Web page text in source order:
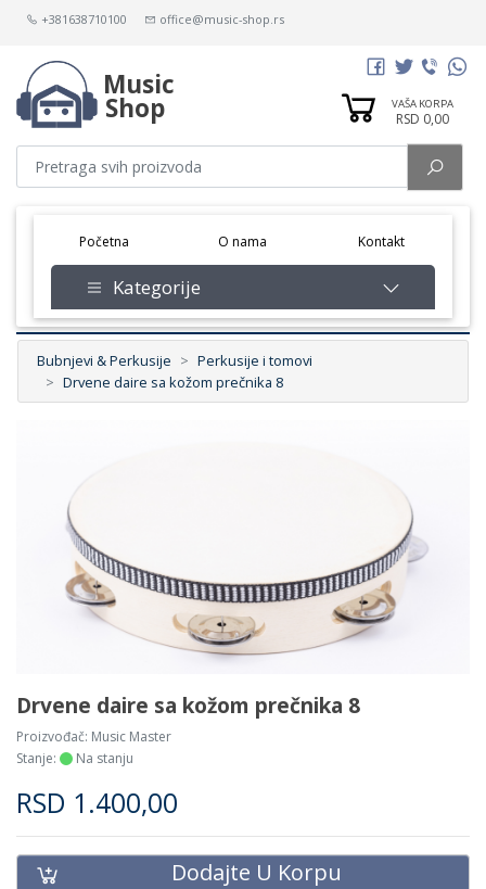
+381638710100 office@music-shop.rs
Music
Shop VAŠA KORPA
RSD 0,00
Početna(current) O nama Kontakt
Kategorije
Bubnjevi & Perkusije
Perkusije i tomovi
Drvene daire sa kožom prečnika 8
Drvene daire sa kožom prečnika 8
Proizvođač: Music Master
Stanje:
Na stanju
RSD 1.400,00
Dodajte U Korpu